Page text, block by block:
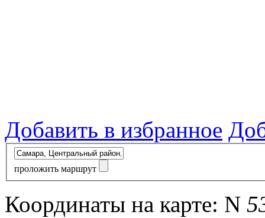
Добавить в избранное
проложить маршрут
Координаты на карте: N